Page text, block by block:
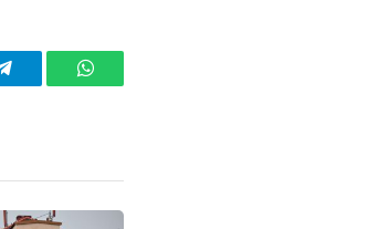
TelegramWhatsApp